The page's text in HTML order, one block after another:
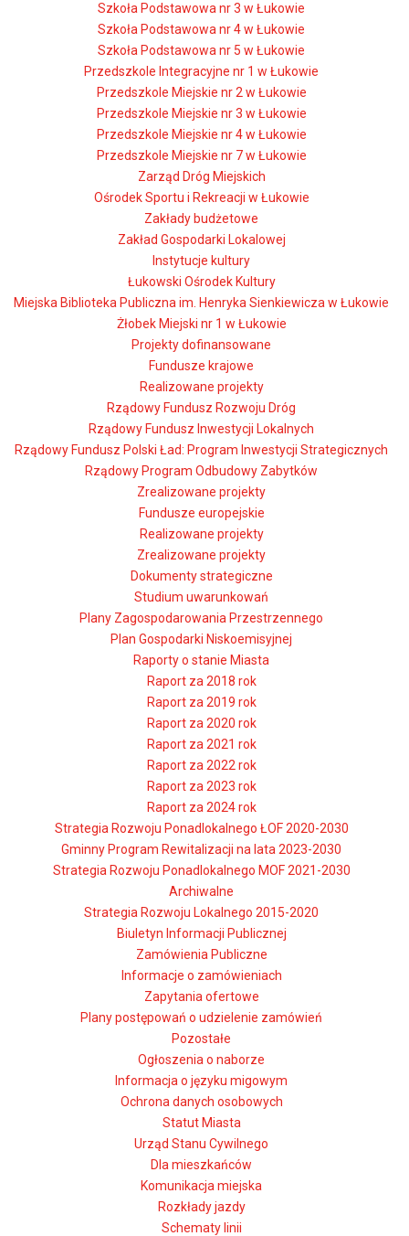
Szkoła Podstawowa nr 3 w Łukowie
Szkoła Podstawowa nr 4 w Łukowie
Szkoła Podstawowa nr 5 w Łukowie
Przedszkole Integracyjne nr 1 w Łukowie
Przedszkole Miejskie nr 2 w Łukowie
Przedszkole Miejskie nr 3 w Łukowie
Przedszkole Miejskie nr 4 w Łukowie
Przedszkole Miejskie nr 7 w Łukowie
Zarząd Dróg Miejskich
Ośrodek Sportu i Rekreacji w Łukowie
Zakłady budżetowe
Zakład Gospodarki Lokalowej
Instytucje kultury
Łukowski Ośrodek Kultury
Miejska Biblioteka Publiczna im. Henryka Sienkiewicza w Łukowie
Żłobek Miejski nr 1 w Łukowie
Projekty dofinansowane
Fundusze krajowe
Realizowane projekty
Rządowy Fundusz Rozwoju Dróg
Rządowy Fundusz Inwestycji Lokalnych
Rządowy Fundusz Polski Ład: Program Inwestycji Strategicznych
Rządowy Program Odbudowy Zabytków
Zrealizowane projekty
Fundusze europejskie
Realizowane projekty
Zrealizowane projekty
Dokumenty strategiczne
Studium uwarunkowań
Plany Zagospodarowania Przestrzennego
Plan Gospodarki Niskoemisyjnej
Raporty o stanie Miasta
Raport za 2018 rok
Raport za 2019 rok
Raport za 2020 rok
Raport za 2021 rok
Raport za 2022 rok
Raport za 2023 rok
Raport za 2024 rok
Strategia Rozwoju Ponadlokalnego ŁOF 2020-2030
Gminny Program Rewitalizacji na lata 2023-2030
Strategia Rozwoju Ponadlokalnego MOF 2021-2030
Archiwalne
Strategia Rozwoju Lokalnego 2015-2020
Biuletyn Informacji Publicznej
Zamówienia Publiczne
Informacje o zamówieniach
Zapytania ofertowe
Plany postępowań o udzielenie zamówień
Pozostałe
Ogłoszenia o naborze
Informacja o języku migowym
Ochrona danych osobowych
Statut Miasta
Urząd Stanu Cywilnego
Dla mieszkańców
Komunikacja miejska
Rozkłady jazdy
Schematy linii